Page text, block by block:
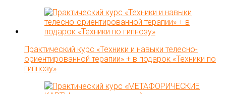
Практический курс «Техники и навыки телесно-
ориентированной терапии» + в подарок «Техники по
гипнозу»